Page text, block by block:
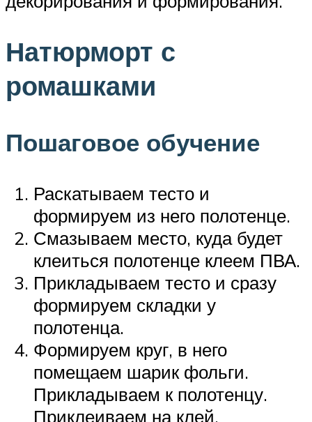
Натюрморт с
ромашками
Пошаговое обучение
Раскатываем тесто и
формируем из него полотенце.
Смазываем место, куда будет
клеиться полотенце клеем ПВА.
Прикладываем тесто и сразу
формируем складки у
полотенца.
Формируем круг, в него
помещаем шарик фольги.
Прикладываем к полотенцу.
Приклеиваем на клей.